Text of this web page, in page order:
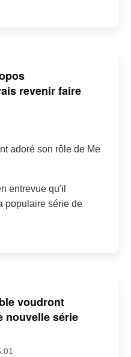
revenir faire
adoré son rôle de Me
entrevue qu'il
populaire série de
voudront
nouvelle série